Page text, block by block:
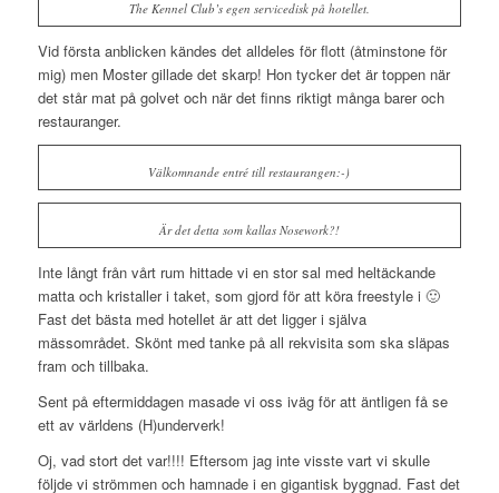
The Kennel Club’s egen servicedisk på hotellet.
Vid första anblicken kändes det alldeles för flott (åtminstone för
mig) men Moster gillade det skarp! Hon tycker det är toppen när
det står mat på golvet och när det finns riktigt många barer och
restauranger.
Välkomnande entré till restaurangen:-)
Är det detta som kallas Nosework?!
Inte långt från vårt rum hittade vi en stor sal med heltäckande
matta och kristaller i taket, som gjord för att köra freestyle i 🙂
Fast det bästa med hotellet är att det ligger i själva
mässområdet. Skönt med tanke på all rekvisita som ska släpas
fram och tillbaka.
Sent på eftermiddagen masade vi oss iväg för att äntligen få se
ett av världens (H)underverk!
Oj, vad stort det var!!!! Eftersom jag inte visste vart vi skulle
följde vi strömmen och hamnade i en gigantisk byggnad. Fast det